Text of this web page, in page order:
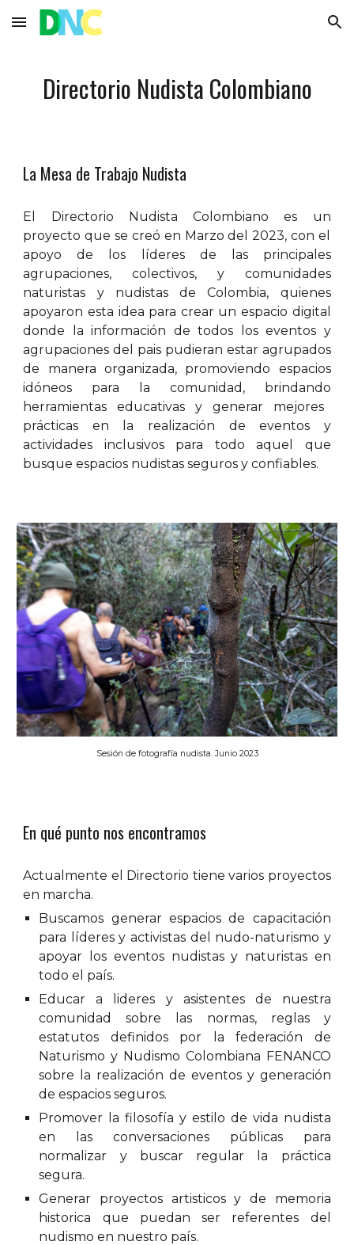
Skip to main content Skip to navigation
Directorio Nudista Colombiano
La Mesa de Trabajo Nudista
El Directorio Nudista Colombiano es un
proyecto que se creó en Marzo del 2023, con el
apoyo de los líderes de las principales
agrupaciones, colectivos, y comunidades
naturistas y nudistas de Colombia, quienes
apoyaron esta idea para crear un espacio digital
donde la información de todos los eventos y
agrupaciones del pais pudieran estar agrupados
de manera organizada, promoviendo espacios
idóneos para la comunidad, brindando
herramientas educativas y generar mejores
prácticas en la realización de eventos y
actividades inclusivos para todo aquel que
busque espacios nudistas seguros y confiables.
Sesión de fotografía nudista. Junio 2023
En qué punto nos encontramos
Actualmente el Directorio tiene varios proyectos
en marcha.
Buscamos generar espacios de capacitación
para líderes y activistas del nudo-naturismo y
apoyar los eventos nudistas y naturistas en
todo el país.
Educar a lideres y asistentes de nuestra
comunidad sobre las normas, reglas y
estatutos definidos por la federación de
Naturismo y Nudismo Colombiana FENANCO
sobre la realización de eventos y generación
de espacios seguros.
Promover la filosofía y estilo de vida nudista
en las conversaciones públicas para
normalizar y buscar regular la práctica
segura.
Generar proyectos artisticos y de memoria
historica que puedan ser referentes del
nudismo en nuestro país.